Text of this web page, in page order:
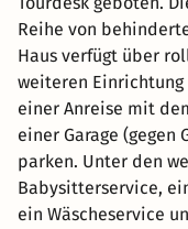
Reihe von
Haus verfügt über
weiteren Einrichtung
einer Anreise mit
einer Garage (gegen
parken. Unter den
Babysitterservice,
ein Wäscheservice